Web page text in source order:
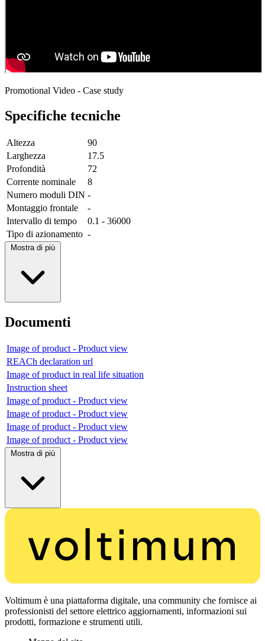
Promotional Video - Case study
Specifiche tecniche
Altezza
90
Larghezza
17.5
Profondità
72
Corrente nominale
8
Numero moduli DIN -
Montaggio frontale
-
Intervallo di tempo
0.1 - 36000
Tipo di azionamento -
Mostra di più
Documenti
Image of product - Product view
REACh declaration url
Image of product in real life situation
Instruction sheet
Image of product - Product view
Image of product - Product view
Image of product - Product view
Image of product - Product view
Mostra di più
Voltimum è una piattaforma digitale, una community che fornisce ai
professionisti del settore elettrico aggiornamenti, informazioni sui
prodotti, formazione e strumenti utili.